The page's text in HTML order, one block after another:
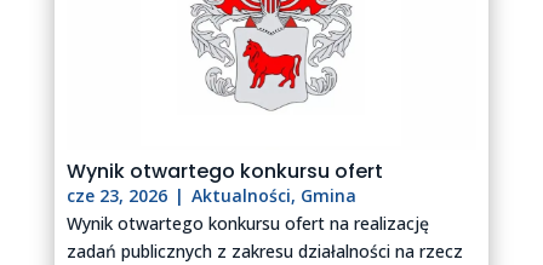
Wynik otwartego konkursu ofert
cze 23, 2026 | Aktualności, Gmina
Wynik otwartego konkursu ofert na realizację
zadań publicznych z zakresu działalności na rzecz